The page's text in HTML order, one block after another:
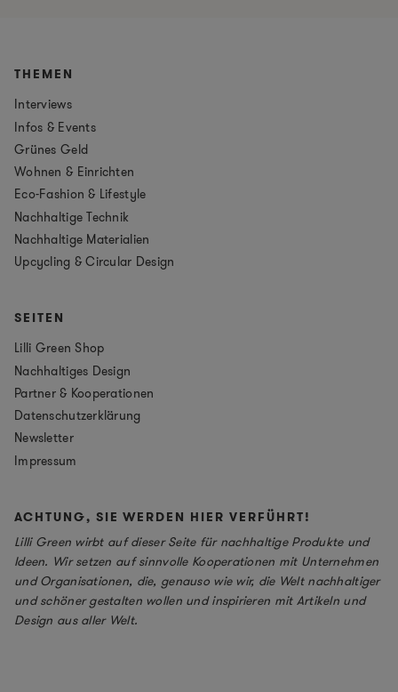
THEMEN
Interviews
Infos & Events
Grünes Geld
Wohnen & Einrichten
Eco-Fashion & Lifestyle
Nachhaltige Technik
Nachhaltige Materialien
Upcycling & Circular Design
SEITEN
Lilli Green Shop
Nachhaltiges Design
Partner & Kooperationen
Datenschutzerklärung
Newsletter
Impressum
ACHTUNG, SIE WERDEN HIER VERFÜHRT!
Lilli Green wirbt auf dieser Seite für nachhaltige Produkte und
Ideen. Wir setzen auf sinnvolle Kooperationen mit Unternehmen
und Organisationen, die, genauso wie wir, die Welt nachhaltiger
und schöner gestalten wollen und inspirieren mit Artikeln und
Design aus aller Welt.